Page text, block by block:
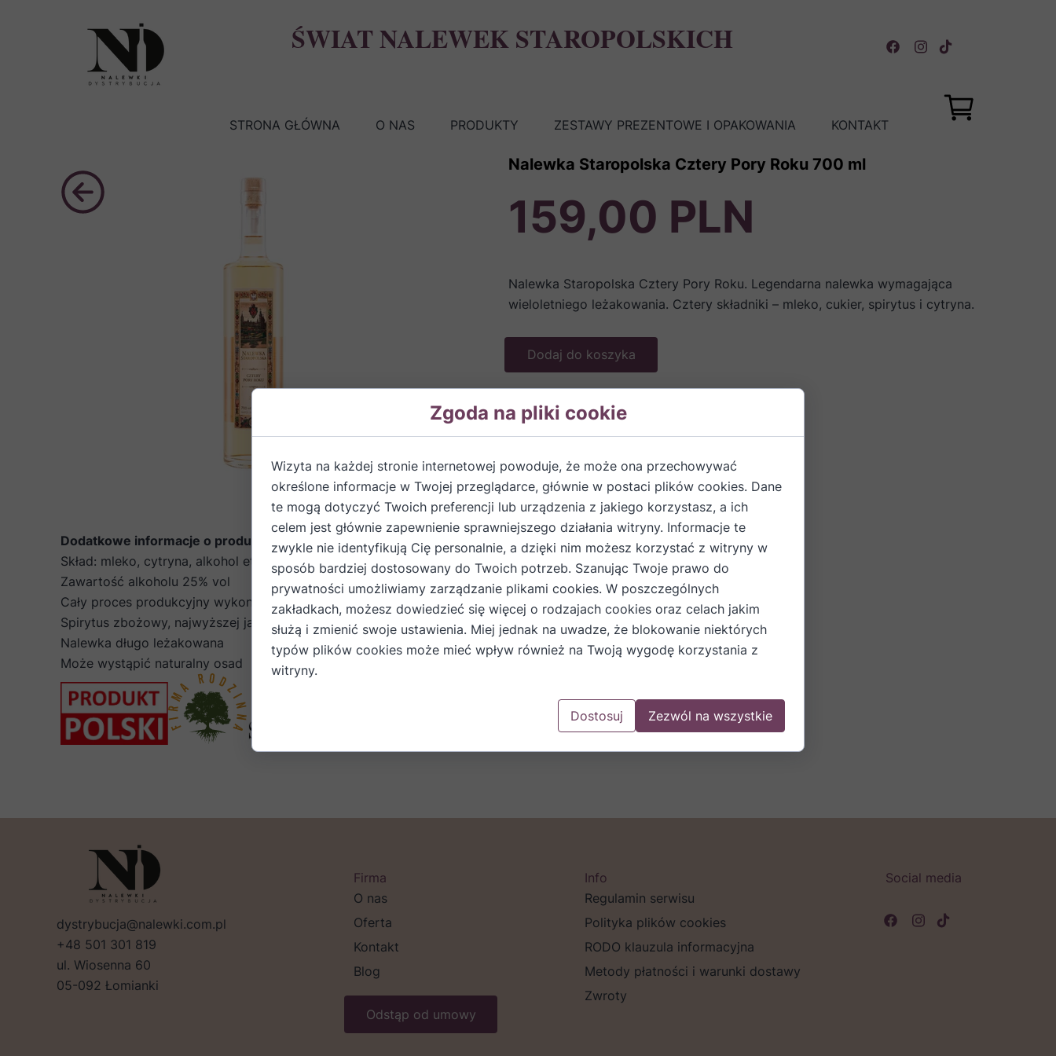
ŚWIAT NALEWEK STAROPOLSKICH
STRONA GŁÓWNA O NAS PRODUKTY ZESTAWY PREZENTOWE I OPAKOWANIA KONTAKT
Dodaj do koszyka
Nalewka Staropolska Cztery Pory Roku. Legendarna nalewka wymagająca
wieloletniego leżakowania. Cztery składniki – mleko, cukier, spirytus i cytryna.
159,00 PLN
Nalewka Staropolska Cztery Pory Roku 700 ml
Dodatkowe informacje o produkcie
Skład: mleko, cytryna, alkohol etylowy, cukier
Zawartość alkoholu 25% vol
Cały proces produkcyjny wykonywany jest ręcznie, w domowy sposób.
Spirytus zbożowy, najwyższej jakości
Nalewka długo leżakowana
Może wystąpić naturalny osad
Odstąp od umowy
dystrybucja@nalewki.com.pl
+48 501 301 819
ul. Wiosenna 60
05-092 Łomianki
Firma
O nas
Oferta
Kontakt
Blog
Info
Regulamin serwisu
Polityka plików cookies
RODO klauzula informacyjna
Metody płatności i warunki dostawy
Zwroty
Social media
Zgoda na pliki cookie
Wizyta na każdej stronie internetowej powoduje, że może ona przechowywać
określone informacje w Twojej przeglądarce, głównie w postaci plików cookies. Dane
te mogą dotyczyć Twoich preferencji lub urządzenia z jakiego korzystasz, a ich
celem jest głównie zapewnienie sprawniejszego działania witryny. Informacje te
zwykle nie identyfikują Cię personalnie, a dzięki nim możesz korzystać z witryny w
sposób bardziej dostosowany do Twoich potrzeb. Szanując Twoje prawo do
prywatności umożliwiamy zarządzanie plikami cookies. W poszczególnych
zakładkach, możesz dowiedzieć się więcej o rodzajach cookies oraz celach jakim
służą i zmienić swoje ustawienia. Miej jednak na uwadze, że blokowanie niektórych
typów plików cookies może mieć wpływ również na Twoją wygodę korzystania z
witryny.
Dostosuj Zezwól na wszystkie